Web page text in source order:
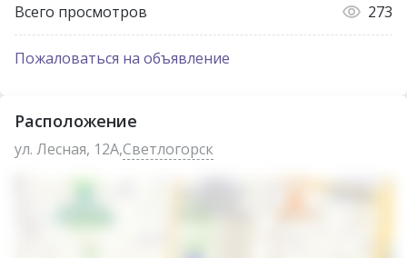
* Производства и заготовки с последующим
сбытом продукции.
* Возможности переоборудования под СТО или
любой другой сервис.
Здесь вы сможете реализовать практически любую
Надежные Коммуникации
Расположение
ул. Лесная, 12А,Светлогорск
Всего просмотров 273
Пожаловаться на объявление